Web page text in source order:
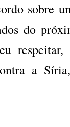
sobre
do
respeitar,
a